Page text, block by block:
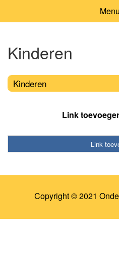
Kinderen
Kinderen
Link
Link
Copyright © 2021